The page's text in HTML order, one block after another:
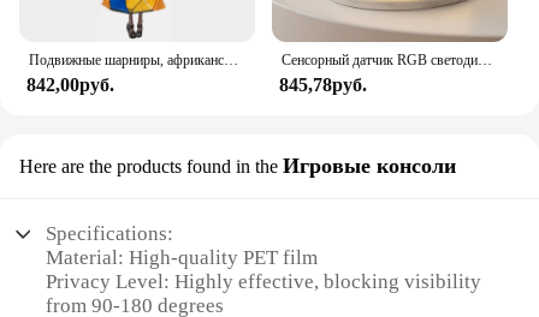
Подвижные шарниры, африканская черная кукла для американских кукол, аксессуары, тело Nudy с одеждой для Барби, игрушка для девочки, ролевая детская игрушка, подарок
842,00руб.
Сенсорный датчик RGB светодиодный ночник с кроликом, 16 цветов, USB перезаряжаемая силиконовая лампа в виде кролика для детей, детские игрушки, подарок на фестиваль
845,78руб.
Here are the products found in the Игровые консоли
Specifications:
Material: High-quality PET film
Privacy Level: Highly effective, blocking visibility
from 90-180 degrees